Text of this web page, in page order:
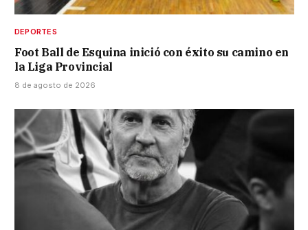
DEPORTES
Foot Ball de Esquina inició con éxito su camino en
la Liga Provincial
8 de agosto de 2026